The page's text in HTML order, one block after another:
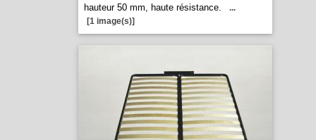
hauteur 50 mm, haute résistance.
...
[1 image(s)]